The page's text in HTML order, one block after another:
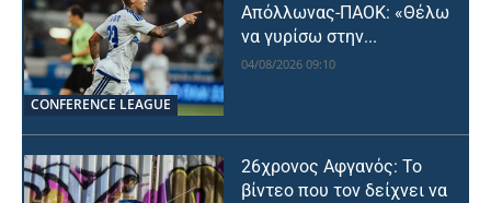
CONFERENCE LEAGUE
Απόλλωνας-ΠΑΟΚ: «Θέλω
να γυρίσω στην...
04/08/2026 09:10
26χρονος Αφγανός: Το
βίντεο που τον δείχνει να